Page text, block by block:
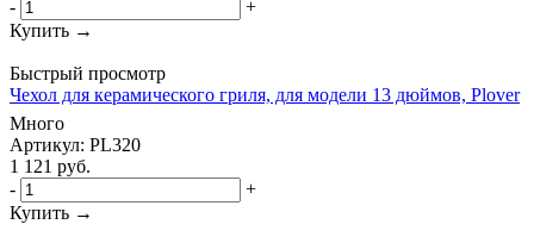
-
+
Купить →
Быстрый просмотр
Чехол для керамического гриля, для модели 13 дюймов, Plover
Много
Артикул: PL320
1 121 руб.
-
+
Купить →